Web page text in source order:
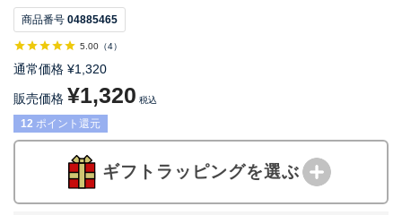
商品番号 04885465
5.00 （4）
通常価格 ¥1,320
販売価格 ¥1,320 税込
12 ポイント還元
ギフトラッピングを選ぶ